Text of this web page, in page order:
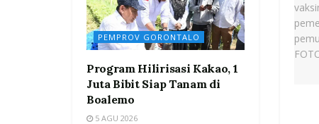
PEMPROV GORONTALO
Program Hilirisasi Kakao, 1
Juta Bibit Siap Tanam di
Boalemo
5 AGU 2026